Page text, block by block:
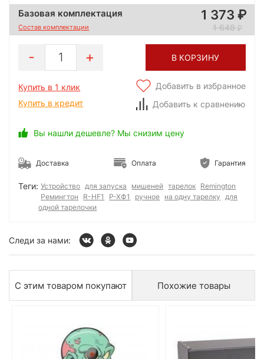
Базовая комплектация
Состав комплектации
1 373
1 648
1 В КОРЗИНУ
Купить в 1 клик
Купить в кредит
Добавить в избранное
Добавить к сравнению
Вы нашли дешевле? Мы снизим цену
Доставка Оплата Гарантия
Теги: Устройство для запуска мишеней тарелок Remington
Ремингтон
R-HF1 Р-ХФ1 ручное на одну тарелку
для
одной тарелочки
Следи за нами:
С этим товаром покупают Похожие товары